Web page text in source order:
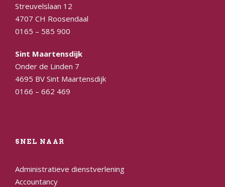
Streuvelslaan 12
4707 CH Roosendaal
0165 – 585 900
Sint Maartensdijk
Onder de Linden 7
4695 BV Sint Maartensdijk
0166 – 662 469
SNEL NAAR
Administratieve dienstverlening
Accountancy